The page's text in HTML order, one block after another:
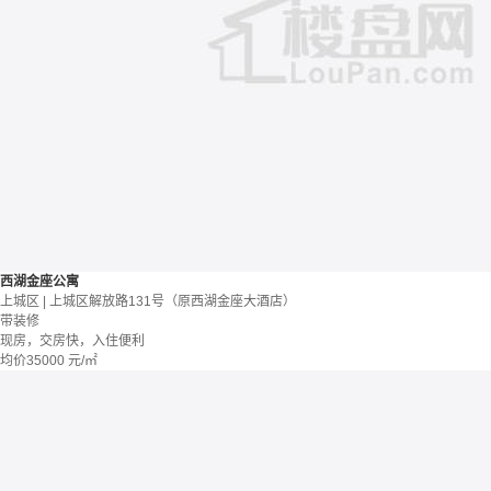
西湖金座公寓
上城区 | 上城区解放路131号（原西湖金座大酒店）
带装修
现房，交房快，入住便利
均价35000 元/㎡